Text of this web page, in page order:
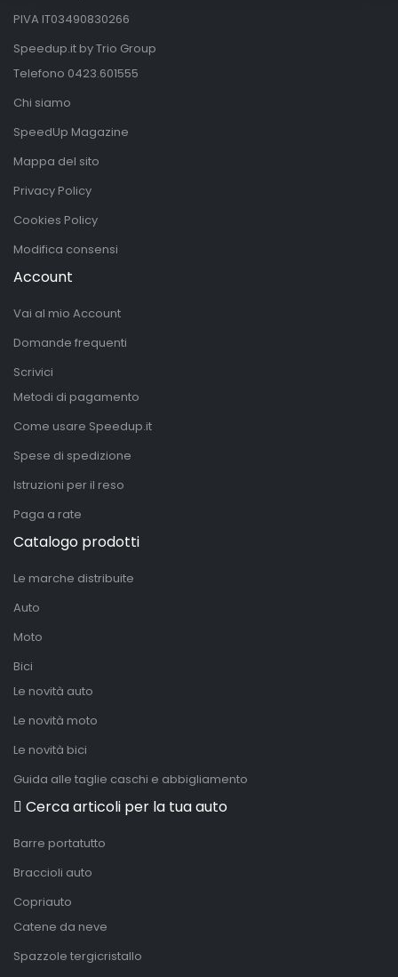
PIVA IT03490830266
Speedup.it by Trio Group
Telefono 0423.601555
Chi siamo
SpeedUp Magazine
Mappa del sito
Privacy Policy
Cookies Policy
Modifica consensi
Account
Vai al mio Account
Domande frequenti
Scrivici
Metodi di pagamento
Come usare Speedup.it
Spese di spedizione
Istruzioni per il reso
Paga a rate
Catalogo prodotti
Le marche distribuite
Auto
Moto
Bici
Le novità auto
Le novità moto
Le novità bici
Guida alle taglie caschi e abbigliamento
Cerca articoli per la tua auto
Barre portatutto
Braccioli auto
Copriauto
Catene da neve
Spazzole tergicristallo